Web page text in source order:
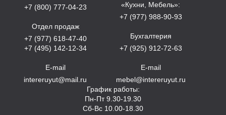
+7 (800) 777-04-23
Отдел продаж
+7 (977) 618-47-40
+7 (495) 142-12-34
E-mail
intereruyut@mail.ru
«Кухни, Мебель»:
+7 (977) 988-90-93
Бухгалтерия
+7 (925) 912-72-63
E-mail
mebel@intereruyut.ru
График работы:
Пн-Пт 9.30-19.30
Сб-Вс 10.00-18.30